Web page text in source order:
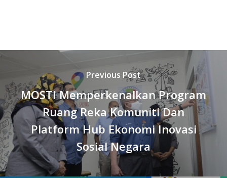
Previous Post
MOSTI Memperkenalkan Program
Ruang Reka Komuniti Dan
Platform Hub Ekonomi Inovasi
Sosial Negara